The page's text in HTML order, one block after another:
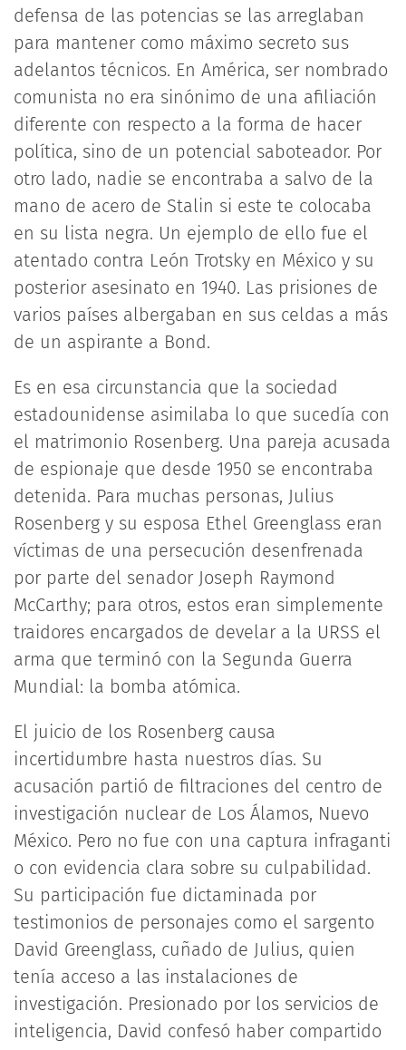
defensa de las potencias se las arreglaban
para mantener como máximo secreto sus
adelantos técnicos. En América, ser nombrado
comunista no era sinónimo de una afiliación
diferente con respecto a la forma de hacer
política, sino de un potencial saboteador. Por
otro lado, nadie se encontraba a salvo de la
mano de acero de Stalin si este te colocaba
en su lista negra. Un ejemplo de ello fue el
atentado contra León Trotsky en México y su
posterior asesinato en 1940. Las prisiones de
varios países albergaban en sus celdas a más
de un aspirante a Bond.
Es en esa circunstancia que la sociedad
estadounidense asimilaba lo que sucedía con
el matrimonio Rosenberg. Una pareja acusada
de espionaje que desde 1950 se encontraba
detenida. Para muchas personas, Julius
Rosenberg y su esposa Ethel Greenglass eran
víctimas de una persecución desenfrenada
por parte del senador Joseph Raymond
McCarthy; para otros, estos eran simplemente
traidores encargados de develar a la URSS el
arma que terminó con la Segunda Guerra
Mundial: la bomba atómica.
El juicio de los Rosenberg causa
incertidumbre hasta nuestros días. Su
acusación partió de filtraciones del centro de
investigación nuclear de Los Álamos, Nuevo
México. Pero no fue con una captura infraganti
o con evidencia clara sobre su culpabilidad.
Su participación fue dictaminada por
testimonios de personajes como el sargento
David Greenglass, cuñado de Julius, quien
tenía acceso a las instalaciones de
investigación. Presionado por los servicios de
inteligencia, David confesó haber compartido